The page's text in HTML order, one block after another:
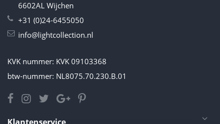
6602AL Wijchen
+31 (0)24-6455050
info@lightcollection.nl
KVK nummer: KVK 09103368
btw-nummer: NL8075.70.230.B.01